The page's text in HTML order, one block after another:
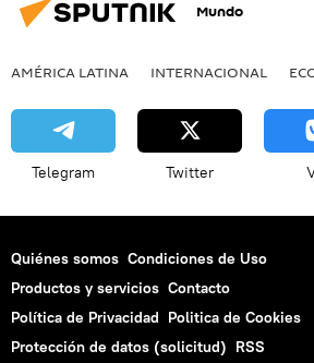
Mundo
AMÉRICA LATINA INTERNACIONAL
Telegram Twitter
Quiénes somos Condiciones de Uso
Productos y servicios Contacto
Política de Privacidad Politica de Cookies
Protección de datos (solicitud) RSS